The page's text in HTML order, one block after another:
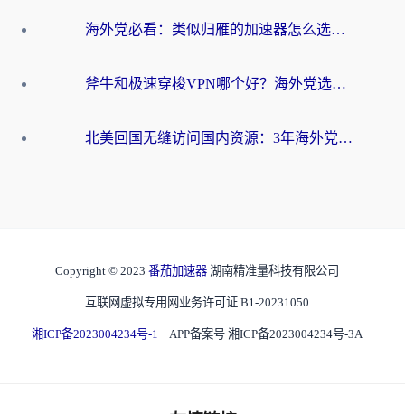
海外党必看：类似归雁的加速器怎么选？一篇搞定无缝访问国内资源
斧牛和极速穿梭VPN哪个好？海外党选回国加速器必看的真实对比与避坑指南
北美回国无缝访问国内资源：3年海外党亲测的加速器选择指南
Copyright © 2023 番茄加速器 湖南精准量科技有限公司
互联网虚拟专用网业务许可证 B1-20231050
湘ICP备2023004234号-1 APP备案号 湘ICP备2023004234号-3A